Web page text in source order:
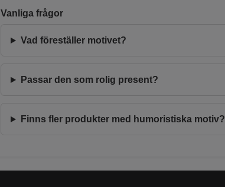
Vanliga frågor
Vad föreställer motivet?
Passar den som rolig present?
Finns fler produkter med humoristiska motiv?